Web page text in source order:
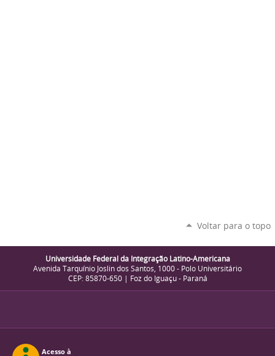
Voltar para o topo
Universidade Federal da Integração Latino-Americana
Avenida Tarquínio Joslin dos Santos, 1000 - Polo Universitário
CEP: 85870-650 | Foz do Iguaçu - Paraná